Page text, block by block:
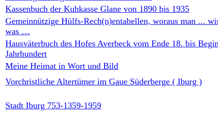
Kassenbuch der Kuhkasse Glane von 1890 bis 1935
Gemeinnützige Hülfs-Rech(n)entabellen, woraus man ...
was …
Hausväterbuch des Hofes Averbeck vom Ende 18. bis
Jahrhundert
Meine Heimat in Wort und Bild
Vorchristliche Altertümer im Gaue Süderberge ( Iburg )
Stadt Iburg 753-1359-1959